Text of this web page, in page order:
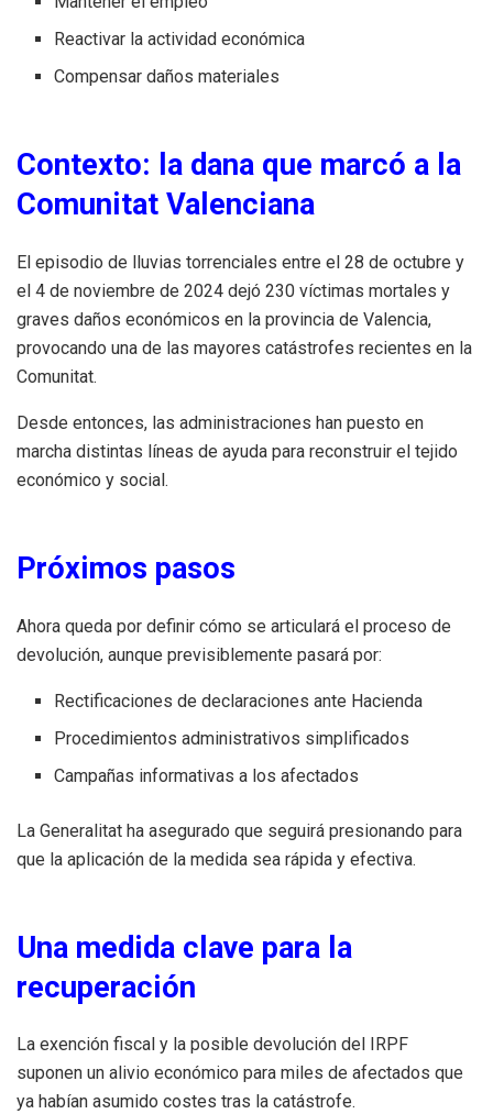
Reactivar la actividad económica
Compensar daños materiales
Contexto: la dana que marcó a la
Comunitat Valenciana
El episodio de lluvias torrenciales entre el 28 de octubre y
el 4 de noviembre de 2024 dejó 230 víctimas mortales y
graves daños económicos en la provincia de Valencia,
provocando una de las mayores catástrofes recientes en la
Comunitat.
Desde entonces, las administraciones han puesto en
marcha distintas líneas de ayuda para reconstruir el tejido
económico y social.
Próximos pasos
Ahora queda por definir cómo se articulará el proceso de
devolución, aunque previsiblemente pasará por:
Rectificaciones de declaraciones ante Hacienda
Procedimientos administrativos simplificados
Campañas informativas a los afectados
La Generalitat ha asegurado que seguirá presionando para
que la aplicación de la medida sea rápida y efectiva.
Una medida clave para la
recuperación
La exención fiscal y la posible devolución del IRPF
suponen un alivio económico para miles de afectados que
ya habían asumido costes tras la catástrofe.